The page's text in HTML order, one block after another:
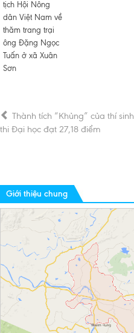
tịch Hội Nông
dân Việt Nam về
thăm trang trại
ông Đặng Ngọc
Tuấn ở xã Xuân
Sơn
Thành tích “Khủng” của thí sinh
thi Đại học đạt 27,18 điểm
Giới thiệu chung